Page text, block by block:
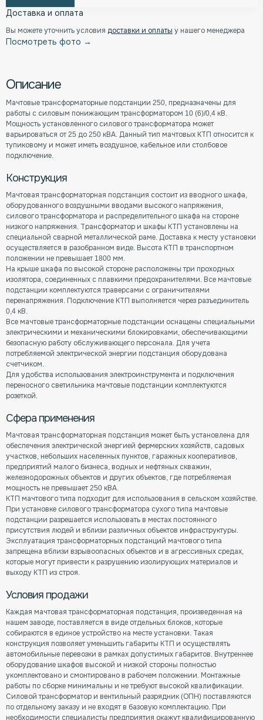
Доставка и оплата
Вы можете уточнить условия доставки и оплаты у нашего менеджера
Посмотреть фото →
Описание
Мачтовые трансформаторные подстанции 250, предназначены для
работы с силовым понижающим трансформатором 10 (6)/0,4 кВ.
Мощность установленного силового трансформатора может
варьироваться от 25 до 250 кВА. Данный тип мачтовых КТП относится к
тупиковому и может иметь воздушное, кабельное или столбовое
подключение.
Конструкция
Мачтовая трансформаторная подстанция состоит из вводного шкафа,
оборудованного воздушными вводами высокого напряжения,
силового трансформатора и распределительного шкафа на стороне
низкого напряжения. Трансформатор и шкафы КТП установлены на
специальной сварной металлической раме. Доставка к месту установки
осуществляется в разобранном виде. Высота КТП в транспортном
положении не превышает 1800 мм.
На крыше шкафа по высокой стороне расположены три проходных
изолятора, соединенных с плавкими предохранителями. Все мачтовые
подстанции комплектуются траверсами с ограничителями
перенапряжения. Подключение КТП выполняется через разъединитель
0,4 кВ.
Все мачтовые трансформаторные подстанции оснащены специальными
электрическими и механическими блокировками, обеспечивающими
безопасную работу обслуживающего персонала. Для учета
потребляемой электрической энергии подстанция оборудована
счетчиком.
Для удобства использования электроинструмента и подключения
переносного светильника мачтовые подстанции комплектуются
розеткой.
Сфера применения
Мачтовая трансформаторная подстанция может быть установлена для
обеспечения электрической энергией фермерских хозяйств, садовых
участков, небольших населенных пунктов, гаражных кооперативов,
предприятий малого бизнеса, водных и нефтяных скважин,
железнодорожных объектов и других объектов, где потребляемая
мощность не превышает 250 кВА.
КТП мачтового типа подходит для использования в сельском хозяйстве.
При установке силового трансформатора сухого типа мачтовые
подстанции разрешается использовать в местах постоянного
присутствия людей и вблизи различных объектов инфраструктуры.
Эксплуатация трансформаторных подстанций мачтового типа
запрещена вблизи взрывоопасных объектов и в агрессивных средах,
которые могут привести к разрушению изолирующих материалов и
выходу КТП из строя.
Условия продажи
Каждая мачтовая трансформаторная подстанция, произведенная на
нашем заводе, поставляется в виде отдельных блоков, которые
собираются в единое устройство на месте установки. Такая
конструкция позволяет уменьшить габариты КТП и осуществлять
автомобильные перевозки в рамках допустимых габаритов. Внутреннее
оборудование шкафов высокой и низкой стороны полностью
укомплектовано и смонтировано в рабочем положении. Монтажные
работы по сборке минимальны и не требуют высокой квалификации.
Силовой трансформатор и вентильный разрядник (ОПН) поставляются
по отдельному заказу и не входят в базовую комплектацию. При
необходимости специалисты предприятия окажут квалифицированную